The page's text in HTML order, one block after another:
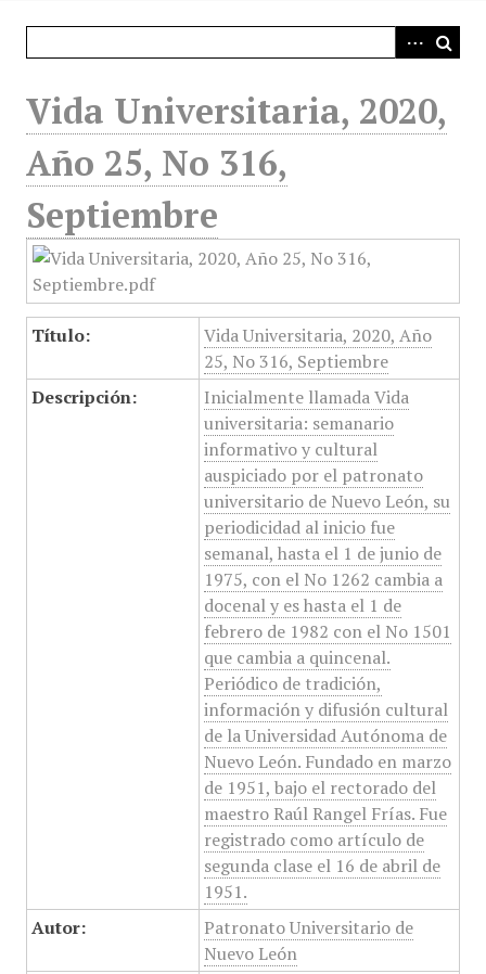
Vida Universitaria, 2020,
Año 25, No 316,
Septiembre
Título:
Vida Universitaria, 2020, Año
25, No 316, Septiembre
Descripción:
Inicialmente llamada Vida
universitaria: semanario
informativo y cultural
auspiciado por el patronato
universitario de Nuevo León, su
periodicidad al inicio fue
semanal, hasta el 1 de junio de
1975, con el No 1262 cambia a
docenal y es hasta el 1 de
febrero de 1982 con el No 1501
que cambia a quincenal.
Periódico de tradición,
información y difusión cultural
de la Universidad Autónoma de
Nuevo León. Fundado en marzo
de 1951, bajo el rectorado del
maestro Raúl Rangel Frías. Fue
registrado como artículo de
segunda clase el 16 de abril de
1951.
Autor:
Patronato Universitario de
Nuevo León